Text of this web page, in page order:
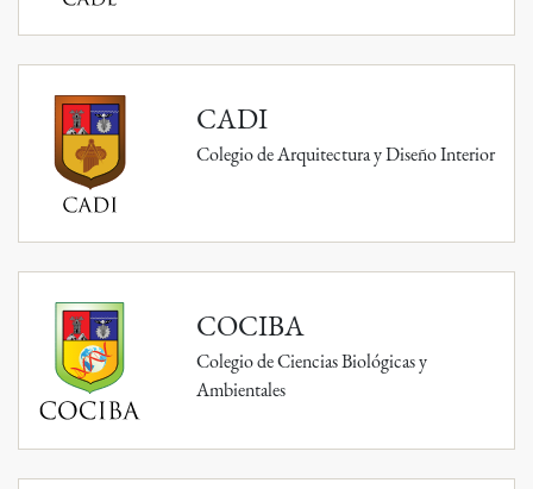
CADI
Colegio de Arquitectura y Diseño Interior
COCIBA
Colegio de Ciencias Biológicas y
Ambientales